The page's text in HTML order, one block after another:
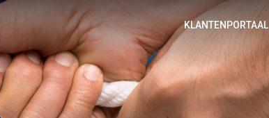
KLANTENPORTAAL